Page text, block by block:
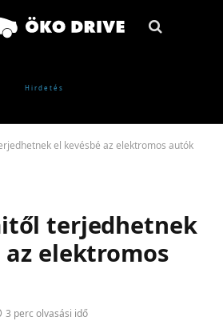
el kevésbé az elektromos autók
terjedhetnek
az elektromos
3 perc olvasási idő